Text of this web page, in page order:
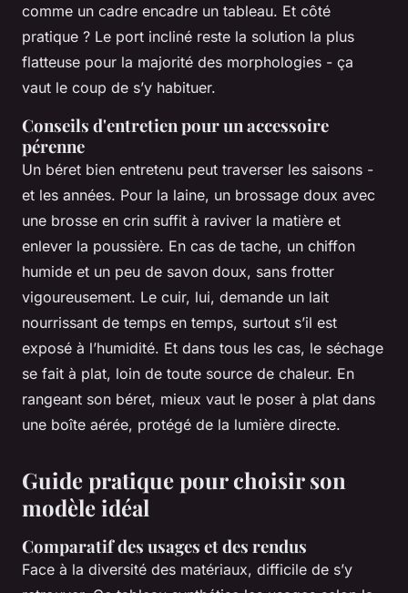
comme un cadre encadre un tableau. Et côté
pratique ? Le port incliné reste la solution la plus
flatteuse pour la majorité des morphologies - ça
vaut le coup de s’y habituer.
Conseils d'entretien pour un accessoire
pérenne
Un béret bien entretenu peut traverser les saisons -
et les années. Pour la laine, un brossage doux avec
une brosse en crin suffit à raviver la matière et
enlever la poussière. En cas de tache, un chiffon
humide et un peu de savon doux, sans frotter
vigoureusement. Le cuir, lui, demande un lait
nourrissant de temps en temps, surtout s’il est
exposé à l’humidité. Et dans tous les cas, le séchage
se fait à plat, loin de toute source de chaleur. En
rangeant son béret, mieux vaut le poser à plat dans
une boîte aérée, protégé de la lumière directe.
Guide pratique pour choisir son
modèle idéal
Comparatif des usages et des rendus
Face à la diversité des matériaux, difficile de s’y